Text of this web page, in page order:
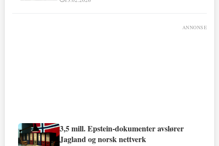
ANNONSE
3,5 mill. Epstein-dokumenter avslører
Jagland og norsk nettverk